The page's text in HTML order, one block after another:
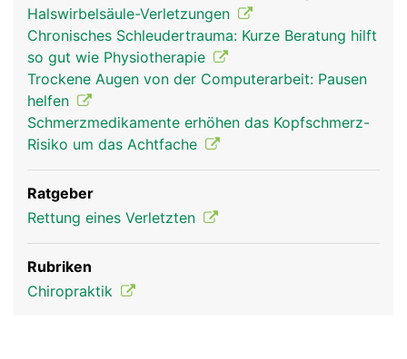
Halswirbelsäule-Verletzungen
Chronisches Schleudertrauma: Kurze Beratung hilft
so gut wie Physiotherapie
Trockene Augen von der Computerarbeit: Pausen
helfen
Schmerzmedikamente erhöhen das Kopfschmerz-
Risiko um das Achtfache
Ratgeber
Rettung eines Verletzten
Rubriken
Chiropraktik